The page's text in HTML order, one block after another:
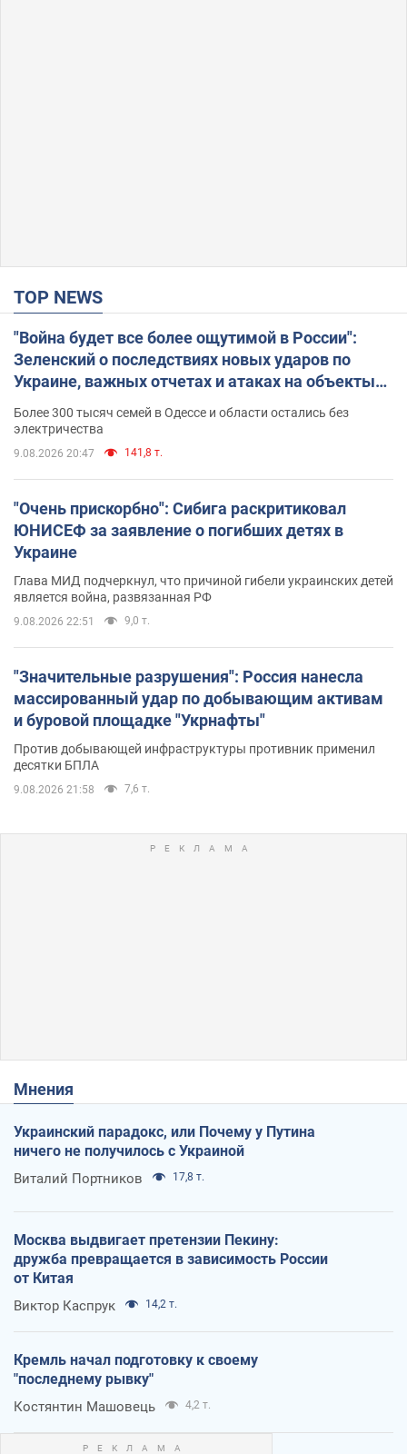
TOP NEWS
"Война будет все более ощутимой в России":
Зеленский о последствиях новых ударов по
Украине, важных отчетах и атаках на объекты
противника. Видео
Более 300 тысяч семей в Одессе и области остались без
электричества
9.08.2026 20:47 141,8 т.
"Очень прискорбно": Сибига раскритиковал
ЮНИСЕФ за заявление о погибших детях в
Украине
Глава МИД подчеркнул, что причиной гибели украинских детей
является война, развязанная РФ
9.08.2026 22:51 9,0 т.
"Значительные разрушения": Россия нанесла
массированный удар по добывающим активам
и буровой площадке "Укрнафты"
Против добывающей инфраструктуры противник применил
десятки БПЛА
9.08.2026 21:58 7,6 т.
Мнения
Украинский парадокс, или Почему у Путина
ничего не получилось с Украиной
Виталий Портников 17,8 т.
Москва выдвигает претензии Пекину:
дружба превращается в зависимость России
от Китая
Виктор Каспрук 14,2 т.
Кремль начал подготовку к своему
"последнему рывку"
Костянтин Машовець 4,2 т.